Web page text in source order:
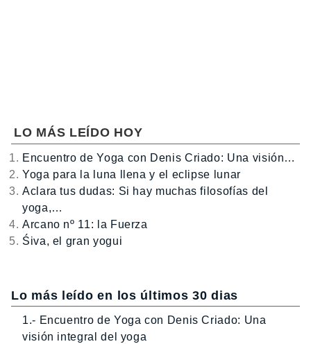
LO MÁS LEÍDO HOY
Encuentro de Yoga con Denis Criado: Una visión…
Yoga para la luna llena y el eclipse lunar
Aclara tus dudas: Si hay muchas filosofías del
yoga,…
Arcano nº 11: la Fuerza
Śiva, el gran yogui
Lo más leído en los últimos 30 dias
1.- Encuentro de Yoga con Denis Criado: Una
visión integral del yoga